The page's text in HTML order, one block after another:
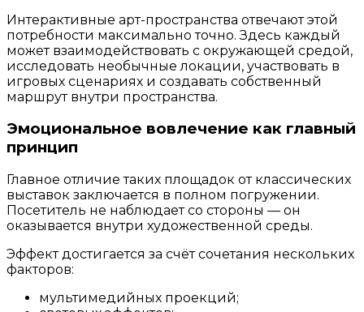
Интерактивные арт-пространства отвечают этой
потребности максимально точно. Здесь каждый
может взаимодействовать с окружающей средой,
исследовать необычные локации, участвовать в
игровых сценариях и создавать собственный
маршрут внутри пространства.
Эмоциональное вовлечение как главный
принцип
Главное отличие таких площадок от классических
выставок заключается в полном погружении.
Посетитель не наблюдает со стороны — он
оказывается внутри художественной среды.
Эффект достигается за счёт сочетания нескольких
факторов:
мультимедийных проекций;